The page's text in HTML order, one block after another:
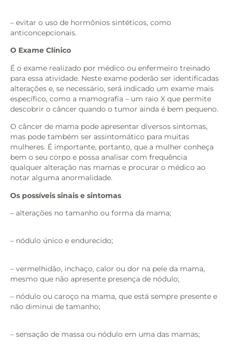
– evitar o uso de hormônios sintéticos, como
anticoncepcionais.
O Exame Clínico
É o exame realizado por médico ou enfermeiro treinado
para essa atividade. Neste exame poderão ser identificadas
alterações e, se necessário, será indicado um exame mais
específico, como a mamografia – um raio X que permite
descobrir o câncer quando o tumor ainda é bem pequeno.
O câncer de mama pode apresentar diversos sintomas,
mas pode também ser assintomático para muitas
mulheres. É importante, portanto, que a mulher conheça
bem o seu corpo e possa analisar com frequência
qualquer alteração nas mamas e procurar o médico ao
notar alguma anormalidade.
Os possíveis sinais e sintomas
– alterações no tamanho ou forma da mama;
– nódulo único e endurecido;
– vermelhidão, inchaço, calor ou dor na pele da mama,
mesmo que não apresente presença de nódulo;
– nódulo ou caroço na mama, que está sempre presente e
não diminui de tamanho;
– sensação de massa ou nódulo em uma das mamas;